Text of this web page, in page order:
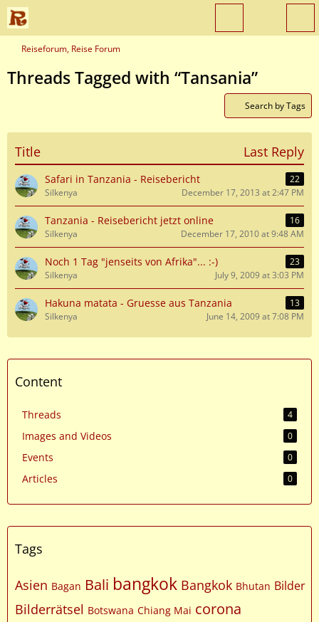
Reiseforum, Reise Forum
Threads Tagged with “Tansania”
Search by Tags
Title Last Reply
Safari in Tanzania - Reisebericht
22
Silkenya
December 17, 2013 at 2:47 PM
Tanzania - Reisebericht jetzt online
16
Silkenya
December 17, 2010 at 9:48 AM
Noch 1 Tag "jenseits von Afrika"... :-)
23
Silkenya
July 9, 2009 at 3:03 PM
Hakuna matata - Gruesse aus Tanzania
13
Silkenya
June 14, 2009 at 7:08 PM
Content
Threads 4
Images and Videos 0
Events 0
Articles 0
Tags
Asien Bagan Bali bangkok Bangkok Bhutan Bilder
Bilderrätsel Botswana Chiang Mai corona